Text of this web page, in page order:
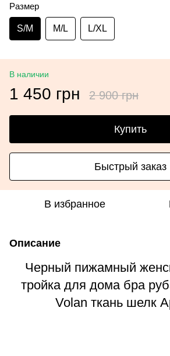
Размер
S/M M/L L/XL
В наличии
1 450 грн 2 900 грн
Купить
Быстрый заказ
В избранное
Описание
Черный пижамный
тройка для дома бра
Volan ткань шелк